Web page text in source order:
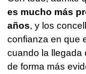
es mucho más
años, y los
confianza en que
cuando la llegada
de forma más